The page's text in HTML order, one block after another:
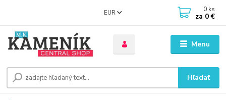
Menu
EUR
Hľadať
0 ks
za 0 €